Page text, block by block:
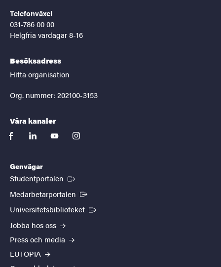
Telefonväxel
031-786 00 00
Helgfria vardagar 8-16
Besöksadress
Hitta organisation
Org. nummer: 202100-3153
Våra kanaler
facebooklinkedinyoutubeinstagram
Genvägar
Studentportalen (Extern länk)
Medarbetarportalen (Extern länk)
Universitetsbiblioteket (Extern länk)
Jobba hos oss
Press och media
EUTOPIA